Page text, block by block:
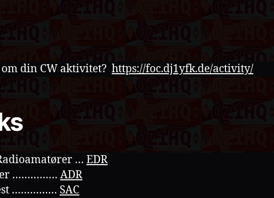
din CW aktivitet? https://foc.dj1yfk.de/activity/
… EDR
…………… ADR
…………… SAC